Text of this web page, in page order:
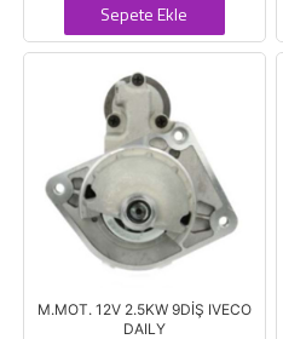
Sepete Ekle
M.MOT. 12V 2.5KW 9DİŞ IVECO
DAILY